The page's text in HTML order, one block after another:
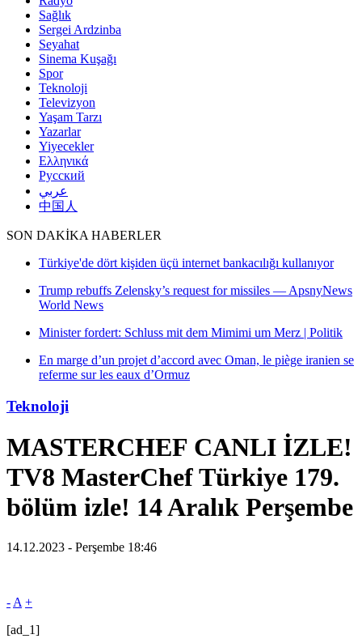
Sağlık
Sergei Ardzinba
Seyahat
Sinema Kuşağı
Spor
Teknoloji
Televizyon
Yaşam Tarzı
Yazarlar
Yiyecekler
Ελληνικά
Русский
عربي
中国人
SON DAKİKA HABERLER
Türkiye'de dört kişiden üçü internet bankacılığı kullanıyor
Trump rebuffs Zelensky’s request for missiles — ApsnyNews
World News
Minister fordert: Schluss mit dem Mimimi um Merz | Politik
En marge d’un projet d’accord avec Oman, le piège iranien se
referme sur les eaux d’Ormuz
Teknoloji
MASTERCHEF CANLI İZLE!
TV8 MasterChef Türkiye 179.
bölüm izle! 14 Aralık Perşembe
14.12.2023 - Perşembe 18:46
- A +
[ad_1]